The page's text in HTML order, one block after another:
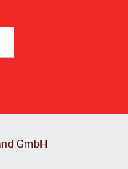
GmbH